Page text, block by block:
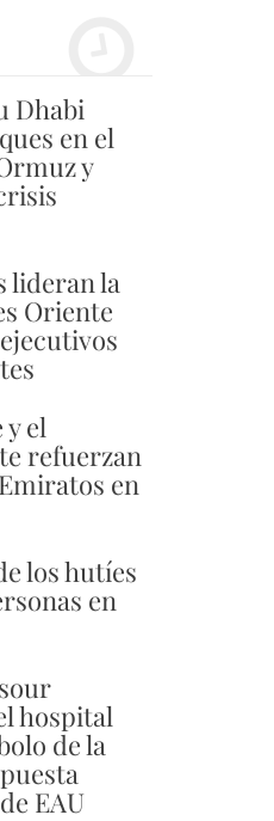
Dhabi
en el
y
lideran la
Oriente
el
refuerzan
en
los hutíes
en
hospital
de la
EAU